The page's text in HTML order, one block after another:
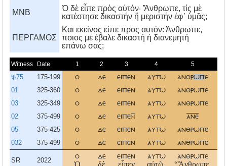
MNB
Ὁ δὲ εἶπε πρὸς αὐτόν· Ἄνθρωπε, τίς μὲ
κατέστησε δικαστήν ἤ μεριστήν ἐφ᾿ ὑμᾶς;
ΠΕΡΓΑΜΟΣ
Kαι εκείνος είπε προς αυτόν: Άνθρωπε,
ποιος με έβαλε δικαστή ή διανεμητή
επάνω σας;
Witness Date 1 2 3 4 5
𝔓75 175-199 ο δε ειπεν αυτω ανθρωπε
01 325-360 ο δε ειπεν αυτω ανθρωπε
03 325-349 ο δε ειπεν αυτω ανθρωπε
02 375-499 ο δε ειπε αυτω ανε
05 375-425 ο δε ειπεν αυτω ανθρωπε
032 375-499 ο δε ειπεν αυτω ανθρωπε
SR 2022
ο
Ὁ
δε
δὲ
ειπεν
εἶπεν
αυτω
αὐτῷ,
ανθρωπε
“Ἄνθρωπε,